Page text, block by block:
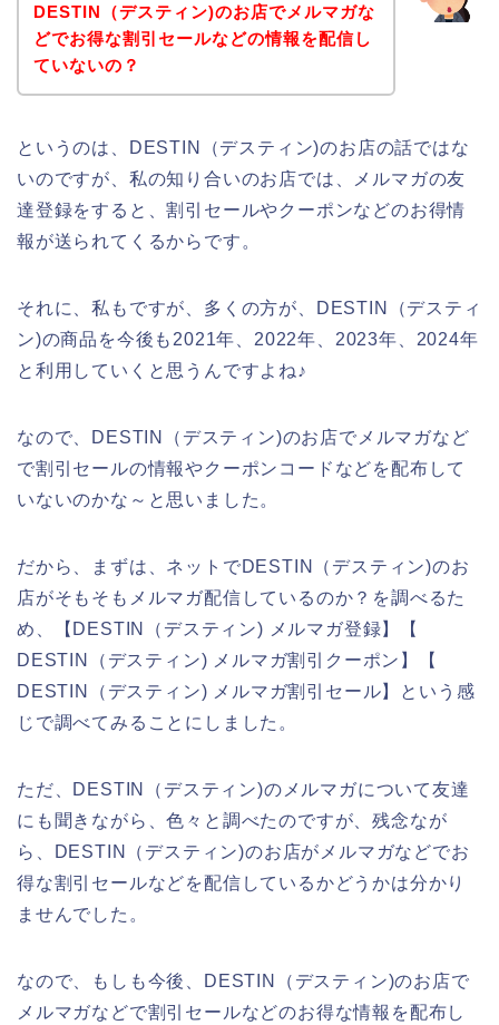
DESTIN（デスティン)のお店でメルマガな
どでお得な割引セールなどの情報を配信し
ていないの？
というのは、DESTIN（デスティン)のお店の話ではな
いのですが、私の知り合いのお店では、メルマガの友
達登録をすると、割引セールやクーポンなどのお得情
報が送られてくるからです。
それに、私もですが、多くの方が、DESTIN（デスティ
ン)の商品を今後も2021年、2022年、2023年、2024年
と利用していくと思うんですよね♪
なので、DESTIN（デスティン)のお店でメルマガなど
で割引セールの情報やクーポンコードなどを配布して
いないのかな～と思いました。
だから、まずは、ネットでDESTIN（デスティン)のお
店がそもそもメルマガ配信しているのか？を調べるた
め、【DESTIN（デスティン) メルマガ登録】【
DESTIN（デスティン) メルマガ割引クーポン】【
DESTIN（デスティン) メルマガ割引セール】という感
じで調べてみることにしました。
ただ、DESTIN（デスティン)のメルマガについて友達
にも聞きながら、色々と調べたのですが、残念なが
ら、DESTIN（デスティン)のお店がメルマガなどでお
得な割引セールなどを配信しているかどうかは分かり
ませんでした。
なので、もしも今後、DESTIN（デスティン)のお店で
メルマガなどで割引セールなどのお得な情報を配布し